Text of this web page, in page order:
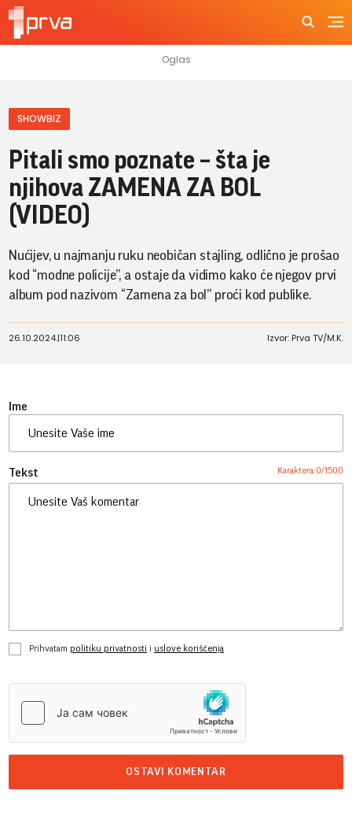
SHOWBIZ
Pitali smo poznate – šta je
njihova ZAMENA ZA BOL
(VIDEO)
Nućijev, u najmanju ruku neobičan stajling, odlično je prošao
kod “modne policije”, a ostaje da vidimo kako će njegov prvi
album pod nazivom “Zamena za bol” proći kod publike.
26.10.2024.|11:06 Izvor: Prva TV/M.K.
Ime
Tekst Karaktera:0/1500
Prihvatam politiku privatnosti i uslove korišćenja
OSTAVI KOMENTAR